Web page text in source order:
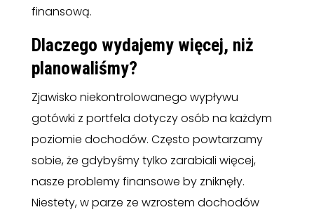
finansową.
Dlaczego wydajemy więcej, niż
planowaliśmy?
Zjawisko niekontrolowanego wypływu
gotówki z portfela dotyczy osób na każdym
poziomie dochodów. Często powtarzamy
sobie, że gdybyśmy tylko zarabiali więcej,
nasze problemy finansowe by zniknęły.
Niestety, w parze ze wzrostem dochodów